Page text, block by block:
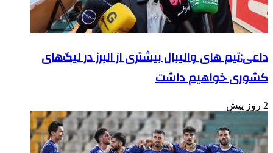
داعی:تیم های والیبال بیشتری از البرز در لیگ‌های
کشوری خواهیم داشت
2 روز پیش